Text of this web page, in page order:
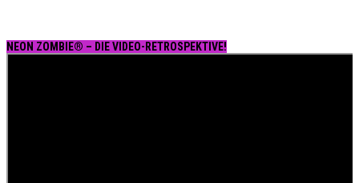
NEON ZOMBIE® – DIE VIDEO-RETROSPEKTIVE!